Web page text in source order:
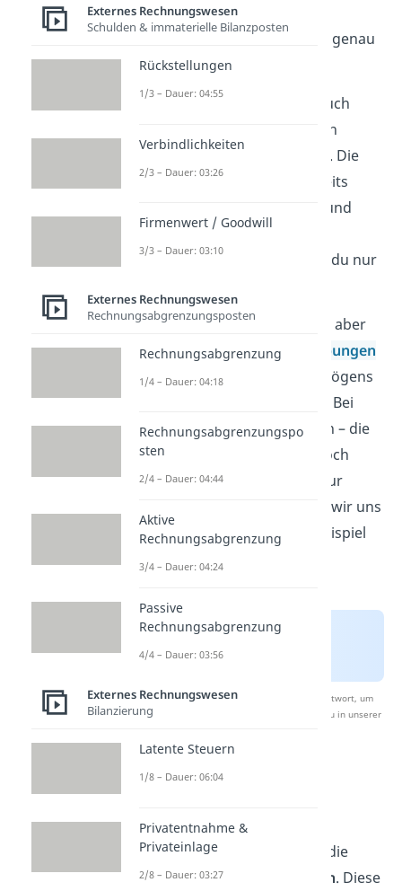
Wie du siehst, haben wir hier genau
sieben Posten aufgelistet.
Unternehmen dürfen aber auch
noch detailliertere Angaben in
zusätzlichen Spalten machen. Die
meisten Posten wirst du bereits
und
Zuschreibungensind
selbsterklärend, diese musst du nur
Bei denAbgängen solltest du aber
beachten, dass dieAbschreibungen
des abgehenden Anlagevermögens
ausgebucht werden müssen. Bei
Umbuchungenist das ähnlich – die
Abschreibungen werden jedoch
nicht ausgebucht, sondern nur
umgeschichtet. Das schauen wir uns
aber später noch in einem Beispiel
an.
Nach Beantwortung speichern wir deine Antwort, um
Studyflix zu verbessern. Mehr dazu erfährst du in unserer
Kumulierte
Das einzig Komplizierte sind die
kumulierten Abschreibungen. Diese
Externes Rechnungswesen
Schulden & immaterielle Bilanzposten
Rückstellungen
1/3 – Dauer: 04:55
Verbindlichkeiten
2/3 – Dauer: 03:26
Firmenwert / Goodwill
3/3 – Dauer: 03:10
Externes Rechnungswesen
Rechnungsabgrenzungsposten
Rechnungsabgrenzung
1/4 – Dauer: 04:18
Rechnungsabgrenzungspo
sten
2/4 – Dauer: 04:44
Aktive
Rechnungsabgrenzung
3/4 – Dauer: 04:24
Passive
Rechnungsabgrenzung
4/4 – Dauer: 03:56
Externes Rechnungswesen
Bilanzierung
Latente Steuern
1/8 – Dauer: 06:04
Privatentnahme &
Privateinlage
2/8 – Dauer: 03:27